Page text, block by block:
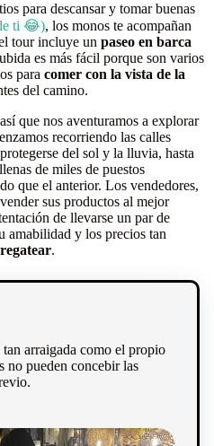
para descansar y tomar buenas
ti 😂), los monos te acompañan
tour incluye un paseo en barca
es más fácil porque son varios
para comer con la vista de la
del camino.
que nos aventuramos a explorar
recorriendo las calles
del sol y la lluvia, hasta
de miles de puestos
que el anterior. Los vendedores,
sus productos al mejor
de llevarse un par de
amabilidad y los precios tan
regatear.
arraigada como el propio
no pueden concebir las